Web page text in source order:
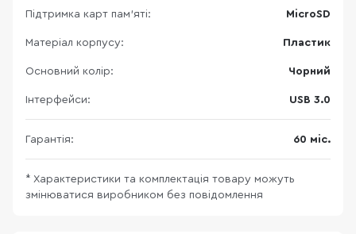
Підтримка карт пам’яті: MicroSD
Матеріал корпусу: Пластик
Основний колір: Чорний
Інтерфейси: USB 3.0
Гарантія: 60 міс.
* Характеристики та комплектація товару можуть
змінюватися виробником без повідомлення